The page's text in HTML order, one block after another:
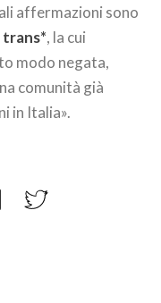
affermazioni sono
trans*, la cui
modo negata,
comunità già
in Italia».